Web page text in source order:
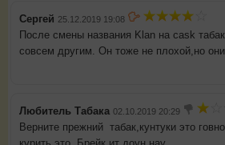
Сергей 25.12.2019 19:08
После смены названия Klan на cask
совсем другим. Он тоже не плохой,но
Любитель Табака 02.10.2019 20:29
Верните прежний табак,кунтуки это